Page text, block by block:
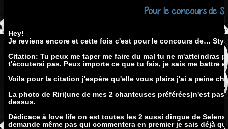
Pour le concours de
Hey!
Je reviens encore et cette fois c'est pour le concours de…
Citation: Tu peux me taper me faire du mal tu ne m'atteindras
t'écouterai pas. Peux importe ce que tu fais, je sais me battre
Voila pour la citation j'espère qu'elle vous plaira j'ai a peine
La photo de Riri(une de mes 2 chanteuses préférées)n'est
dessus.
Dédicace à love life on est toutes les 2 aussi dingue de
demande même pas qui commentera en premier je sais déjà